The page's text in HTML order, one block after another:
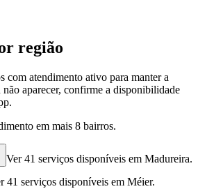
região
com atendimento ativo para manter a
não aparecer, confirme a disponibilidade
em mais 8 bairros.
Ver 41 serviços disponíveis em Madureira.
41 serviços disponíveis em Méier.